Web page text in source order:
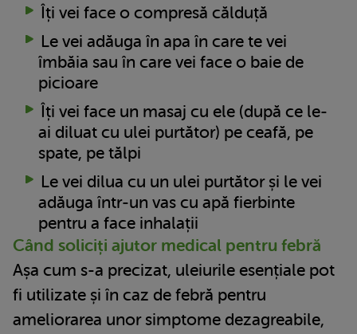
Îți vei face o compresă călduță
Le vei adăuga în apa în care te vei
îmbăia sau în care vei face o baie de
picioare
Îți vei face un masaj cu ele (după ce le-
ai diluat cu ulei purtător) pe ceafă, pe
spate, pe tălpi
Le vei dilua cu un ulei purtător și le vei
adăuga într-un vas cu apă fierbinte
pentru a face inhalații
Când soliciți ajutor medical pentru febră
Așa cum s-a precizat, uleiurile esențiale pot
fi utilizate și în caz de febră pentru
ameliorarea unor simptome dezagreabile,